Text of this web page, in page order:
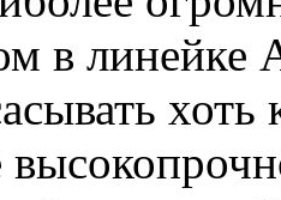
в линейке